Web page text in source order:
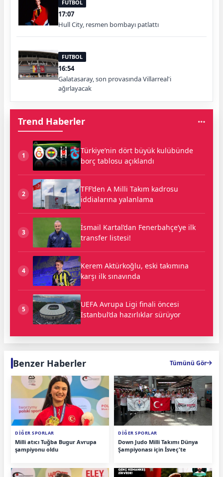
FUTBOL
17:07
Hull City, resmen bombayı patlattı
FUTBOL
16:54
Galatasaray, son provasında Villarreal'i
ağırlayacak
Trend Haberler
1
Türkiye’nin dört büyük kulübünde
borç tablosu açıklandı
2
TFF’den A Milli Takım kadrosu
iddialarına yalanlama
3
İsmail Kartal’dan Fenerbahçe’ye ilk
transfer listesi!
4
Kerem Aktürkoğlu, eski takımına
karşı ilk sınavında
5
UEFA Avrupa Ligi finali öncesi
İstanbul’da hazırlıklar sürüyor
Benzer Haberler Tümünü Gör
DİĞER SPORLAR
Milli atıcı Tuğba Bugur Avrupa
şampiyonu oldu
DİĞER SPORLAR
Down Judo Milli Takımı Dünya
Şampiyonası için İsveç'te